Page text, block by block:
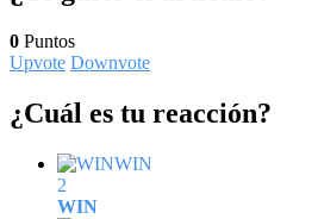
0 Puntos
Upvote Downvote
¿Cuál es tu reacción?
WIN
2
WIN